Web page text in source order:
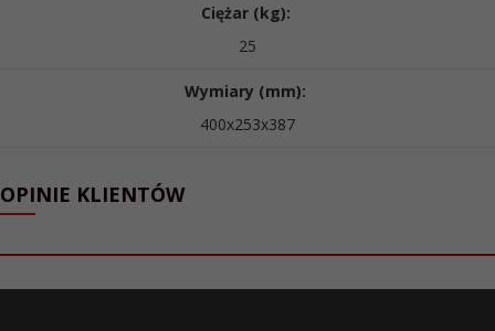
Ciężar (kg):
25
Wymiary (mm):
400x253x387
OPINIE KLIENTÓW